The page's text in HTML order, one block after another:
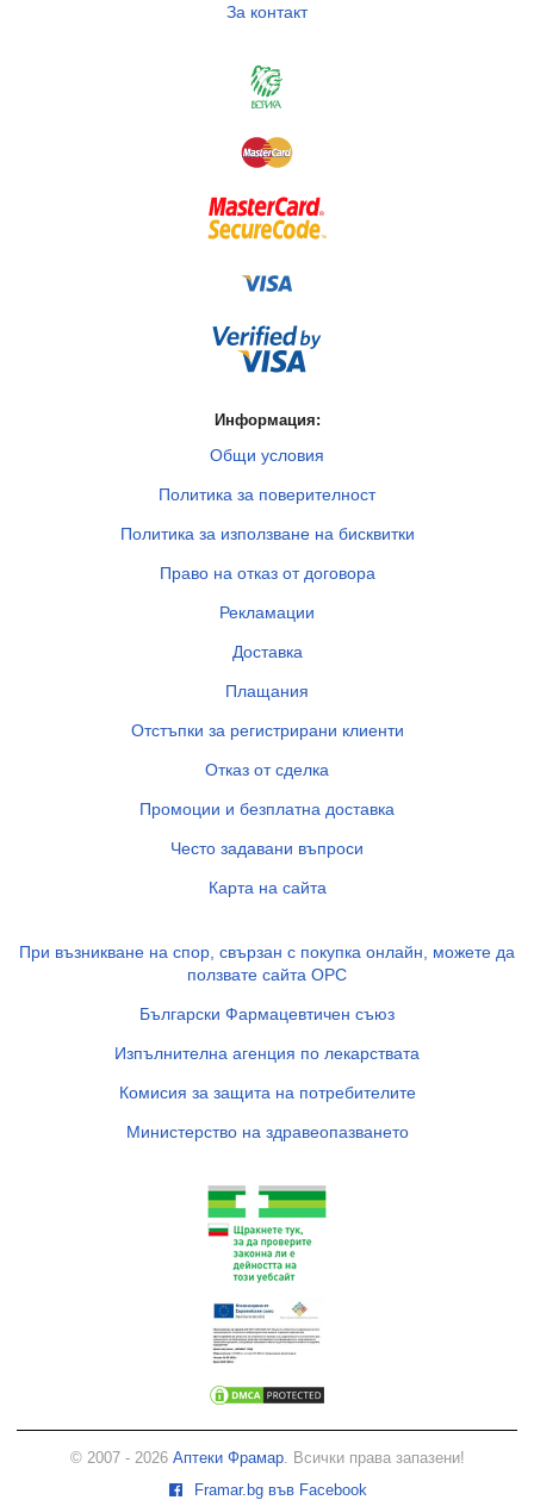
За контакт
Информация:
Общи условия
Политика за поверителност
Политика за използване на бисквитки
Право на отказ от договора
Рекламации
Доставка
Плащания
Отстъпки за регистрирани клиенти
Отказ от сделка
Промоции и безплатна доставка
Често задавани въпроси
Карта на сайта
При възникване на спор, свързан с покупка онлайн, можете да
ползвате сайта ОРС
Български Фармацевтичен съюз
Изпълнителна агенция по лекарствата
Комисия за защита на потребителите
Министерство на здравеопазването
© 2007 - 2026 Аптеки Фрамар. Всички права запазени!
Framar.bg във Facebook